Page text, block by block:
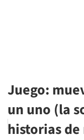
Juego:
un uno (la
historias